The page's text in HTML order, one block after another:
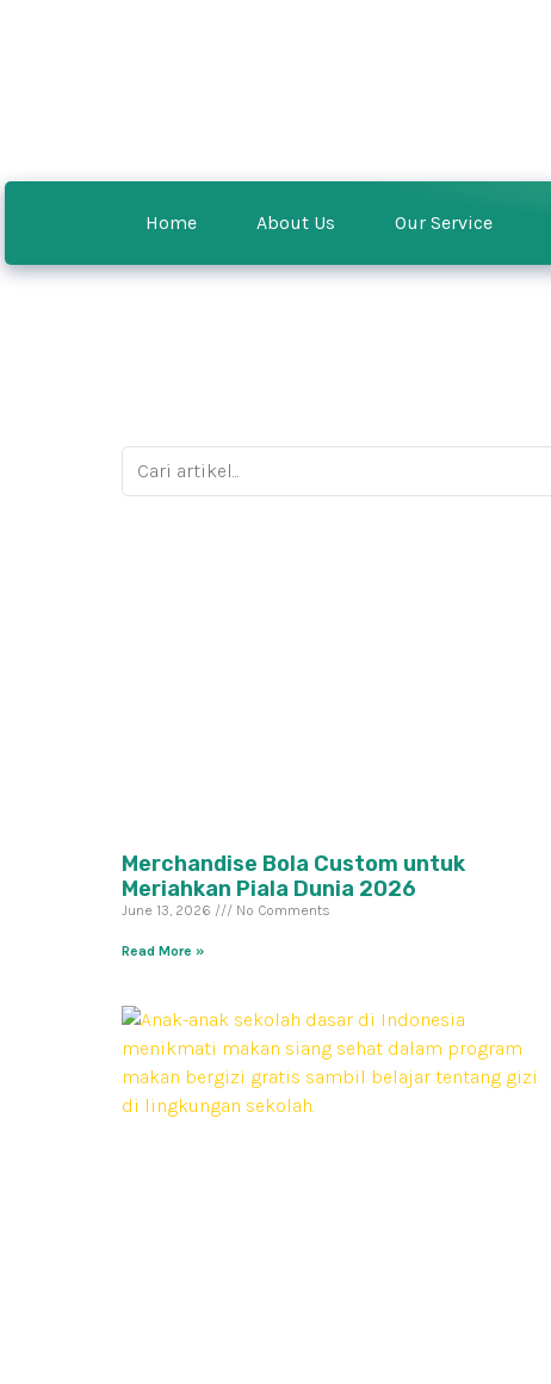
Home About Us Our Service
Merchandise Bola Custom untuk
Meriahkan Piala Dunia 2026
June 13, 2026 No Comments
Read More »